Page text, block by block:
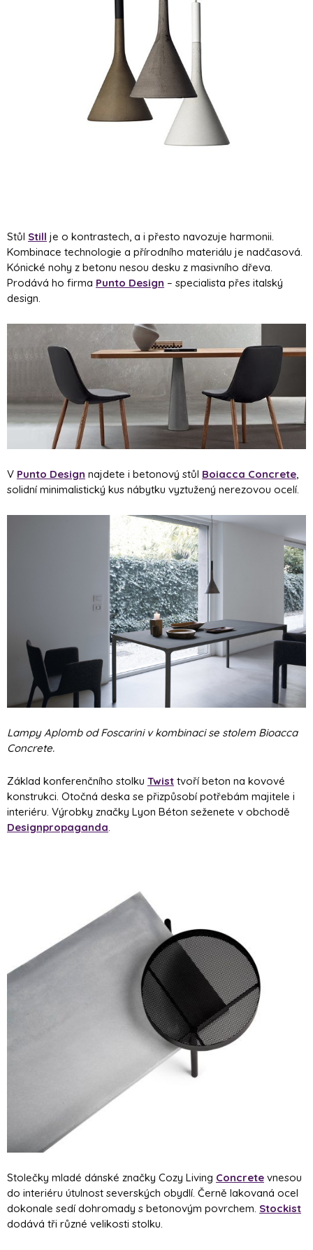
Stůl Still je o kontrastech, a i přesto navozuje harmonii.
Kombinace technologie a přírodního materiálu je nadčasová.
Kónické nohy z betonu nesou desku z masivního dřeva.
Prodává ho firma Punto Design – specialista přes italský
design.
V Punto Design najdete i betonový stůl Boiacca Concrete
solidní minimalistický kus nábytku vyztužený nerezovou ocelí.
Lampy Aplomb od Foscarini v kombinaci se stolem Bioacca
Concrete.
Základ konferenčního stolku Twist tvoří beton na kovové
konstrukci. Otočná deska se přizpůsobí potřebám majitele i
interiéru. Výrobky značky Lyon Béton seženete v obchodě
Designpropaganda
Stolečky mladé dánské značky Cozy Living Concrete vnesou
do interiéru útulnost severských obydlí. Černě lakovaná ocel
dokonale sedí dohromady s betonovým povrchem. Stockist
dodává tři různé velikosti stolku.